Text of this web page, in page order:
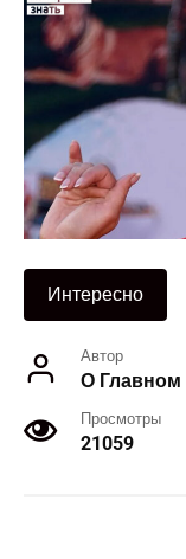
Интересно
Автор
О Главном
Просмотры
21059